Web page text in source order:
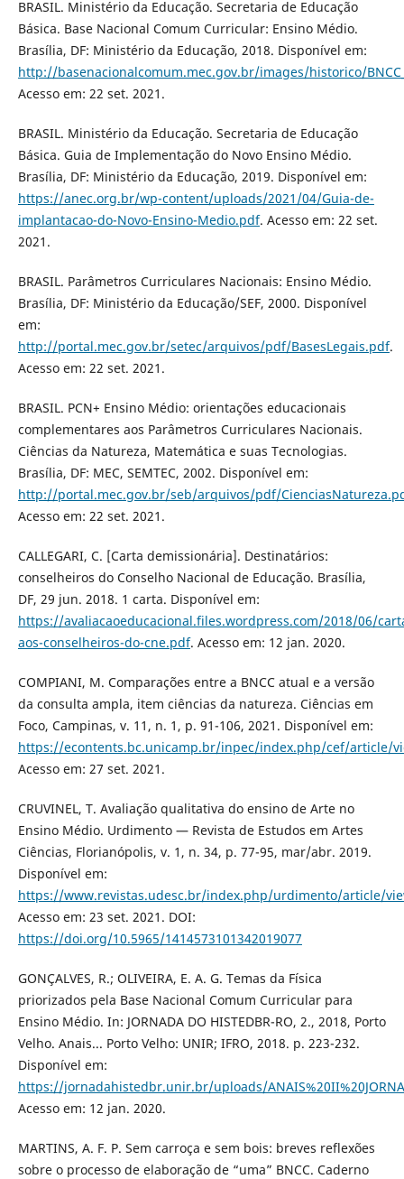
BRASIL. Ministério da Educação. Secretaria de Educação
Básica. Base Nacional Comum Curricular: Ensino Médio.
Brasília, DF: Ministério da Educação, 2018. Disponível em:
http://basenacionalcomum.mec.gov.br/images/historico/
Acesso em: 22 set. 2021.
BRASIL. Ministério da Educação. Secretaria de Educação
Básica. Guia de Implementação do Novo Ensino Médio.
Brasília, DF: Ministério da Educação, 2019. Disponível em:
https://anec.org.br/wp-content/uploads/2021/04/Guia-de-
implantacao-do-Novo-Ensino-Medio.pdf. Acesso em: 22 set.
2021.
BRASIL. Parâmetros Curriculares Nacionais: Ensino Médio.
Brasília, DF: Ministério da Educação/SEF, 2000. Disponível
em:
http://portal.mec.gov.br/setec/arquivos/pdf/BasesLegais.pdf.
Acesso em: 22 set. 2021.
BRASIL. PCN+ Ensino Médio: orientações educacionais
complementares aos Parâmetros Curriculares Nacionais.
Ciências da Natureza, Matemática e suas Tecnologias.
Brasília, DF: MEC, SEMTEC, 2002. Disponível em:
http://portal.mec.gov.br/seb/arquivos/pdf/
Acesso em: 22 set. 2021.
CALLEGARI, C. [Carta demissionária]. Destinatários:
conselheiros do Conselho Nacional de Educação. Brasília,
DF, 29 jun. 2018. 1 carta. Disponível em:
https://avaliacaoeducacional.files.wordpress.com/2018/06/
aos-conselheiros-do-cne.pdf. Acesso em: 12 jan. 2020.
COMPIANI, M. Comparações entre a BNCC atual e a versão
da consulta ampla, item ciências da natureza. Ciências em
Foco, Campinas, v. 11, n. 1, p. 91-106, 2021. Disponível em:
https://econtents.bc.unicamp.br/inpec/index.php/cef/article/
Acesso em: 27 set. 2021.
CRUVINEL, T. Avaliação qualitativa do ensino de Arte no
Ensino Médio. Urdimento — Revista de Estudos em Artes
Ciências, Florianópolis, v. 1, n. 34, p. 77-95, mar/abr. 2019.
Disponível em:
https://www.revistas.udesc.br/index.php/urdimento/article/
Acesso em: 23 set. 2021. DOI:
https://doi.org/10.5965/1414573101342019077
GONÇALVES, R.; OLIVEIRA, E. A. G. Temas da Física
priorizados pela Base Nacional Comum Curricular para
Ensino Médio. In: JORNADA DO HISTEDBR-RO, 2., 2018, Porto
Velho. Anais... Porto Velho: UNIR; IFRO, 2018. p. 223-232.
Disponível em:
https://jornadahistedbr.unir.br/uploads/
Acesso em: 12 jan. 2020.
MARTINS, A. F. P. Sem carroça e sem bois: breves reflexões
sobre o processo de elaboração de “uma” BNCC. Caderno